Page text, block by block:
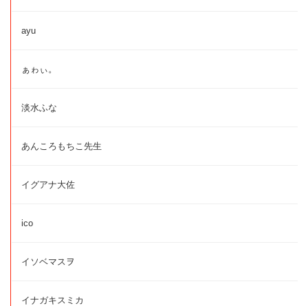
ayu
ぁゎぃ。
淡水ふな
あんころもちこ先生
イグアナ大佐
ico
イソベマスヲ
イナガキスミカ